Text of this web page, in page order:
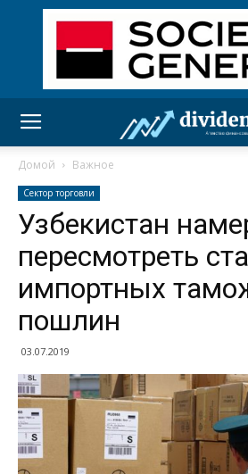
Домой Важное
Сектор торговли
Узбекистан
пересмотреть
импортных
пошлин
03.07.2019